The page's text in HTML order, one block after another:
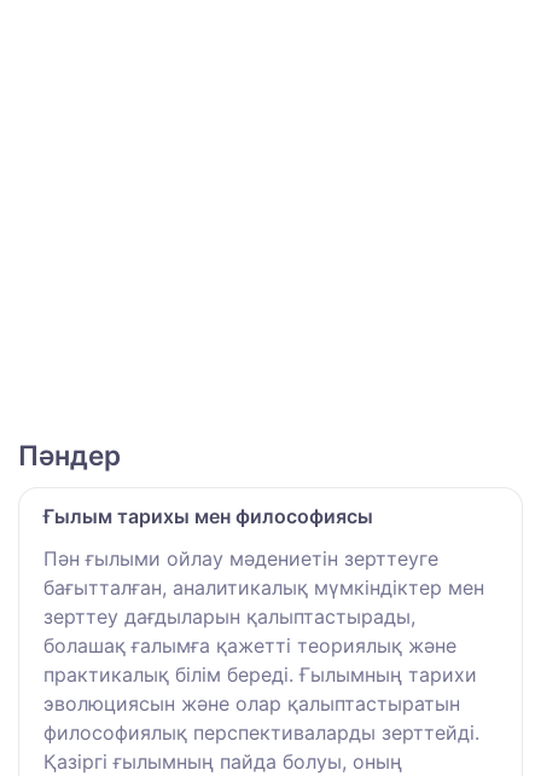
Пәндер
Ғылым тарихы мен философиясы
Пән ғылыми ойлау мәдениетін зерттеуге
бағытталған, аналитикалық мүмкіндіктер мен
зерттеу дағдыларын қалыптастырады,
болашақ ғалымға қажетті теориялық және
практикалық білім береді. Ғылымның тарихи
эволюциясын және олар қалыптастыратын
философиялық перспективаларды зерттейді.
Қазіргі ғылымның пайда болуы, оның